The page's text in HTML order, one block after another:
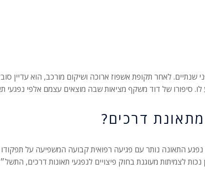
לפני שנתיים. לאחר תקופת אשפוז ארוכה ושיקום מורכב, הוא
לו. סיפורו של דוד משקף מציאות שבה מוצאים עצמם אלפי נפגעי
דרכים?
התאונה נותר עם פגיעה רפואית קבועה המשפיעה על תפקודו
בחוק פיצויים לנפגעי תאונות דרכים, התשל״ה-1975, המקנה זכות לפיצוי גם ללא צורך להוכיח